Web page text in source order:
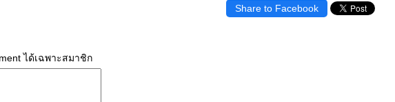
Share to Facebook
ได้เฉพาะสมาชิก